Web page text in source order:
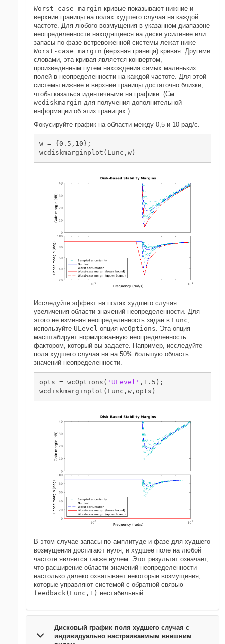
Worst-case margin кривые показывают нижние и
верхние границы на полях худшего случая на каждой
частоте. Для любого возмущения в указанном диапазоне
неопределенности находящееся на диске усиление или
запасы по фазе встревоженной системы лежат ниже
Worst-case margin (верхняя граница) кривая. Другими
словами, эта кривая является конвертом,
произведенным путем нахождения самых маленьких
полей в неопределенности на каждой частоте. Для этой
системы нижние и верхние границы достаточно близки,
чтобы казаться идентичными на графике. (См.
wcdiskmargin для получения дополнительной
информации об этих границах.)
Фокусируйте график на области между 0,5 и 10 рад/с.
w = {0.5,10};
wcdiskmarginplot(Lunc,w)
Исследуйте эффект на полях худшего случая
увеличения области значений неопределенности. Для
этого не изменяя неопределенность задан в Lunc,
используйте ULevel опция wcOptions. Эта опция
масштабирует нормированную неопределенность
фактором, который вы задаете. Например, исследуйте
поля худшего случая на на 50% большую область
значений неопределенности.
opts = wcOptions( 'ULevel' ,1.5);
wcdiskmarginplot(Lunc,w,opts)
В этом случае запасы по амплитуде и фазе для худшего
возмущения достигают нуля, и худшее поле на любой
частоте является также нулем. Этот результат означает,
что расширение области значений неопределенности
настолько далеко охватывает некоторые возмущения,
которые управляют системой с обратной связью
feedback(Lunc,1) нестабильный.
Дисковый график поля худшего случая с
индивидуально настраиваемым внешним